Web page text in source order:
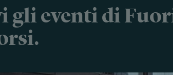
gli eventi di